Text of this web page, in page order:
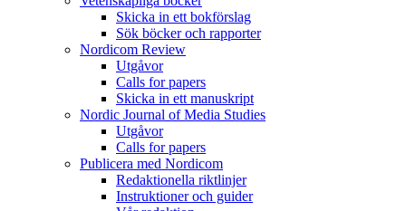
Skicka in ett bokförslag
Sök böcker och rapporter
Nordicom Review
Utgåvor
Calls for papers
Skicka in ett manuskript
Nordic Journal of Media Studies
Utgåvor
Calls for papers
Publicera med Nordicom
Redaktionella riktlinjer
Instruktioner och guider